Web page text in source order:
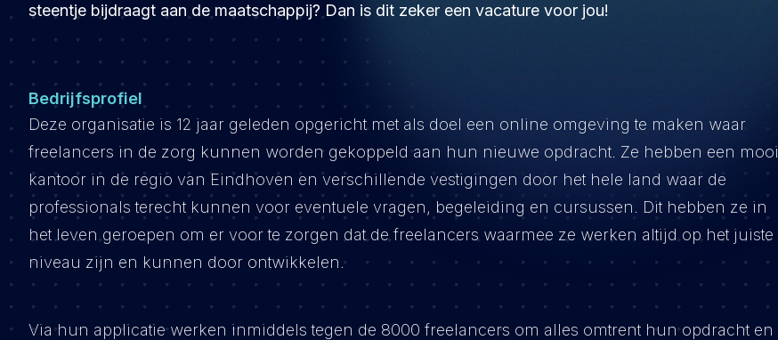
steentje bijdraagt aan de maatschappij? Dan is dit zeker een vacature voor jou!
Bedrijfsprofiel
Deze organisatie is 12 jaar geleden opgericht met als doel een online omgeving te maken waar
freelancers in de zorg kunnen worden gekoppeld aan hun nieuwe opdracht. Ze hebben een mooi
kantoor in de regio van Eindhoven en verschillende vestigingen door het hele land waar de
professionals terecht kunnen voor eventuele vragen, begeleiding en cursussen. Dit hebben ze in
het leven geroepen om er voor te zorgen dat de freelancers waarmee ze werken altijd op het juiste
niveau zijn en kunnen door ontwikkelen.
Via hun applicatie werken inmiddels tegen de 8000 freelancers om alles omtrent hun opdracht en